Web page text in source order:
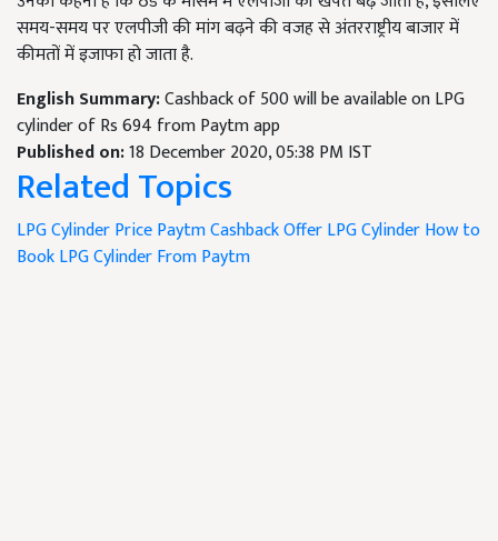
समय-समय पर एलपीजी की मांग बढ़ने की वजह से अंतरराष्ट्रीय बाजार में
कीमतों में इजाफा हो जाता है.
English Summary:Cashback of 500 will be available on LPG
cylinder of Rs 694 from Paytm app
Published on:18 December 2020, 05:38 PM IST
Related Topics
LPG Cylinder PricePaytm Cashback OfferLPG CylinderHow to
Book LPG Cylinder From Paytm